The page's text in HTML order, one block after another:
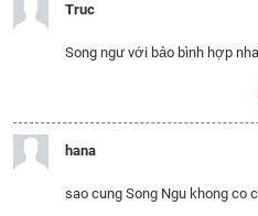
Truc
Song ngư với bảo bình hợp
hana
sao cung Song Ngu khong co